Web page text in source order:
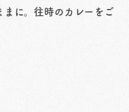
まに。往時のカレーをご